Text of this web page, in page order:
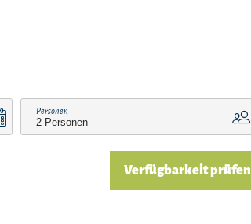
Personen
Verfügbarkeit prüfen